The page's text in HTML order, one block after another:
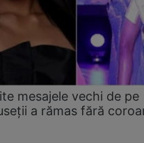
mesajele vechi de pe
a rămas fără